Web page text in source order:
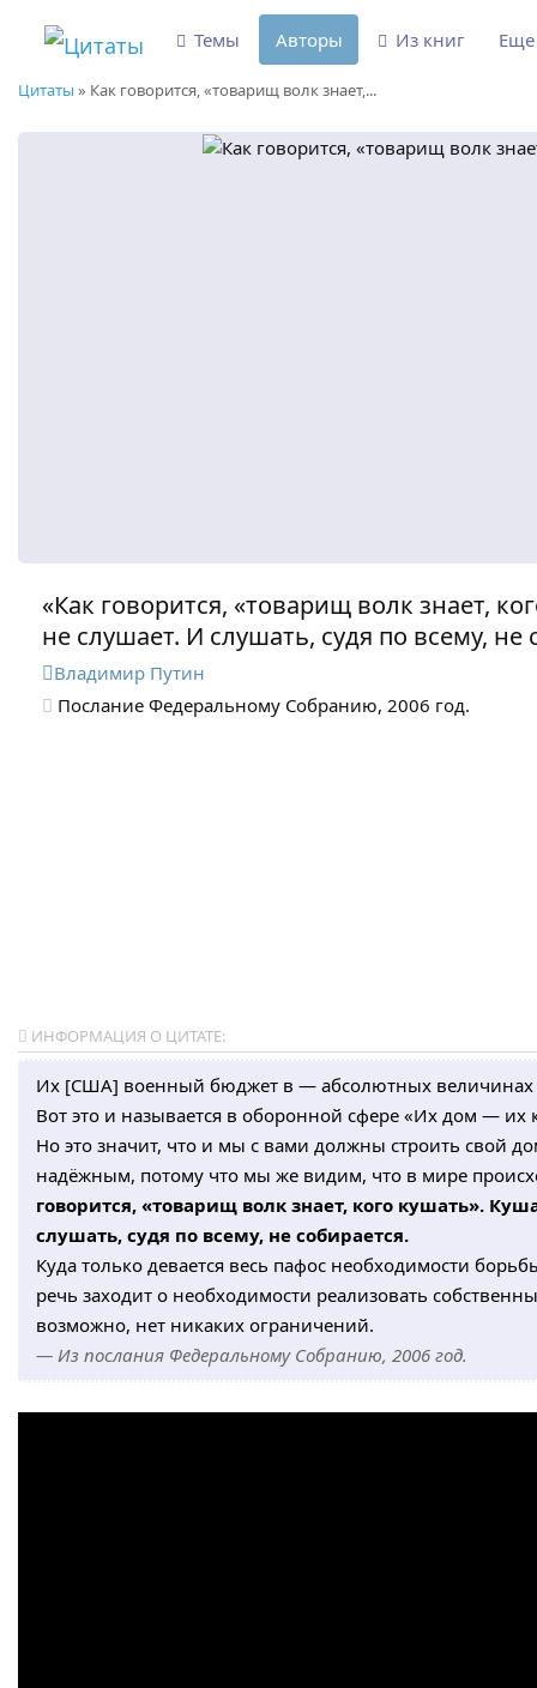
Цитаты » Как говорится, «товарищ волк знает,...
«Как говорится, «товарищ волк знает,
не слушает. И слушать, судя по всему, не
Владимир Путин
Послание Федеральному Собранию, 2006 год.
ИНФОРМАЦИЯ О ЦИТАТЕ:
Их [США] военный бюджет в — абсолютных величинах
Вот это и называется в оборонной сфере «Их дом —
Но это значит, что и мы с вами должны строить свой
надёжным, потому что мы же видим, что в мире
говорится, «товарищ волк знает, кого кушать».
слушать, судя по всему, не собирается.
Куда только девается весь пафос необходимости
речь заходит о необходимости реализовать
возможно, нет никаких ограничений.
— Из послания Федеральному Собранию, 2006 год.
Темы Авторы Из книг